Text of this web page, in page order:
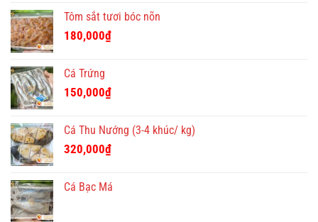
Tôm sắt tươi bóc nõn
180,000₫
Cá Trứng
150,000₫
Cá Thu Nướng (3-4 khúc/ kg)
320,000₫
Cá Bạc Má